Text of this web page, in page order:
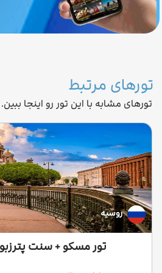
تورهای مرتبط
تورهای مشابه با این تور رو اینجا ببین.
روسیه
تور مسکو + سنت پترزبورگ 20